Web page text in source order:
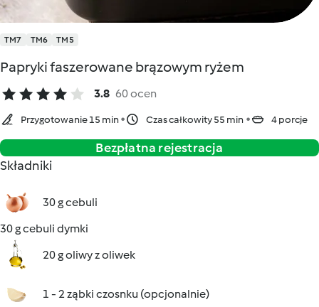
TM7 TM6 TM5
Papryki faszerowane brązowym ryżem
3.8 60 ocen
Przygotowanie 15 min Czas całkowity 55 min 4 porcje
Bezpłatna rejestracja
Składniki
30 g cebuli
30 g cebuli dymki
20 g oliwy z oliwek
1 - 2 ząbki czosnku (opcjonalnie)